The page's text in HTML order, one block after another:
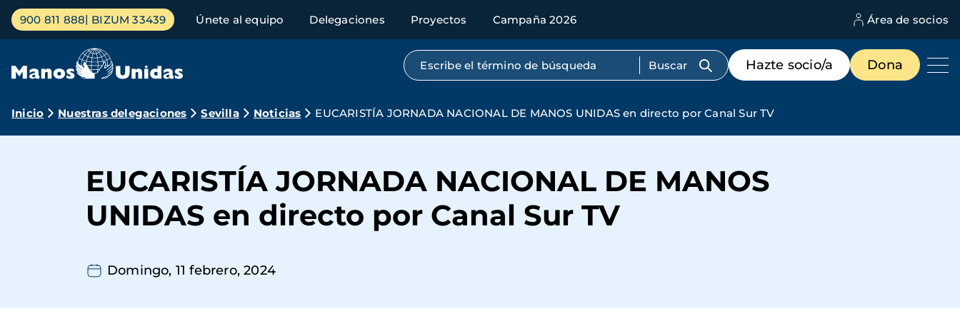
Pasar
contenido
Menú
principal
900 811 888 BIZUM 33439 Únete al equipo Delegaciones Proyectos Campaña 2026 Área de socios
Búsqueda por texto completo
Menú
de
destacados
Hazte socio/a Dona
Ruta
navegación
Inicio Nuestras delegaciones Sevilla Noticias EUCARISTÍA JORNADA NACIONAL DE MANOS UNIDAS en directo por Canal Sur TV
EUCARISTÍA JORNADA NACIONAL DE MANOS
UNIDAS en directo por Canal Sur TV
Domingo, 11 febrero, 2024